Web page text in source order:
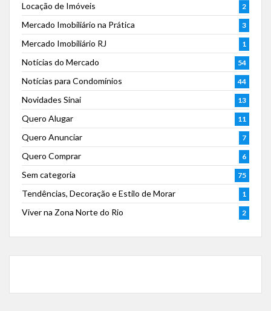
Locação de Imóveis 2
Mercado Imobiliário na Prática 3
Mercado Imobiliário RJ 1
Notícias do Mercado 54
Notícias para Condomínios 44
Novidades Sinai 13
Quero Alugar 11
Quero Anunciar 7
Quero Comprar 6
Sem categoria 75
Tendências, Decoração e Estilo de Morar 1
Viver na Zona Norte do Rio 2